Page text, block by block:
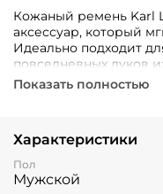
Кожаный ремень Karl
аксессуар, который
Идеально подходит
повседневных луков
Прочность и качество
Показать полностью
Характеристики
Пол
Мужской